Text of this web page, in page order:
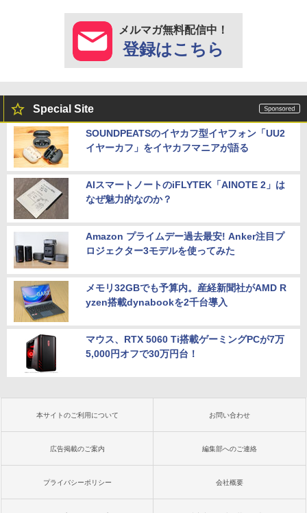
メルマガ無料配信中！
登録はこちら
Special Site
SOUNDPEATSのイヤカフ型イヤフォン「UU2
イヤーカフ」をイヤカフマニアが語る
AIスマートノートのiFLYTEK「AINOTE 2」は
なぜ魅力的なのか？
Amazon プライムデー過去最安! Anker注目プ
ロジェクター3モデルを使ってみた
メモリ32GBでも予算内。産経新聞社がAMD R
yzen搭載dynabookを2千台導入
マウス、RTX 5060 Ti搭載ゲーミングPCが7万
5,000円オフで30万円台！
本サイトのご利用について お問い合わせ
広告掲載のご案内 編集部へのご連絡
プライバシーポリシー 会社概要